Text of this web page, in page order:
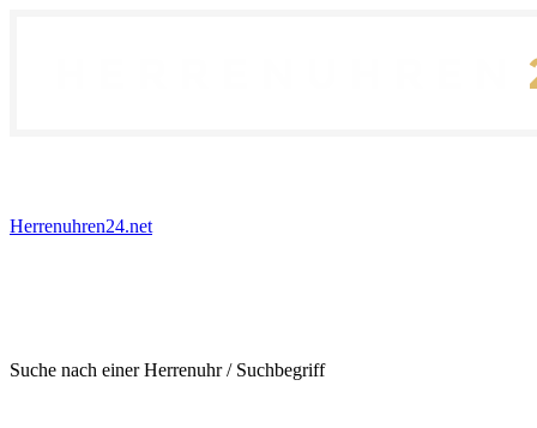
Herrenuhren24.net
Suche nach einer Herrenuhr / Suchbegriff